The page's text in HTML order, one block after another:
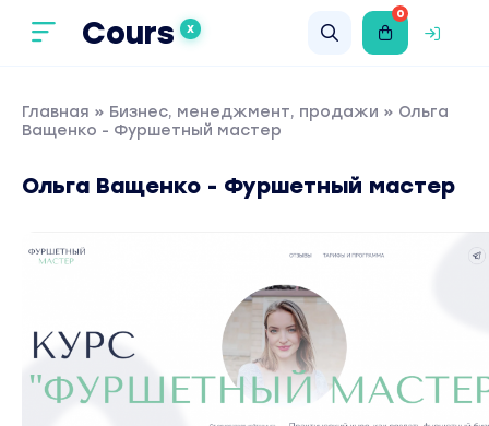
Cours X
0
Главная » Бизнес, менеджмент, продажи » Ольга
Ващенко - Фуршетный мастер
Ольга Ващенко - Фуршетный мастер